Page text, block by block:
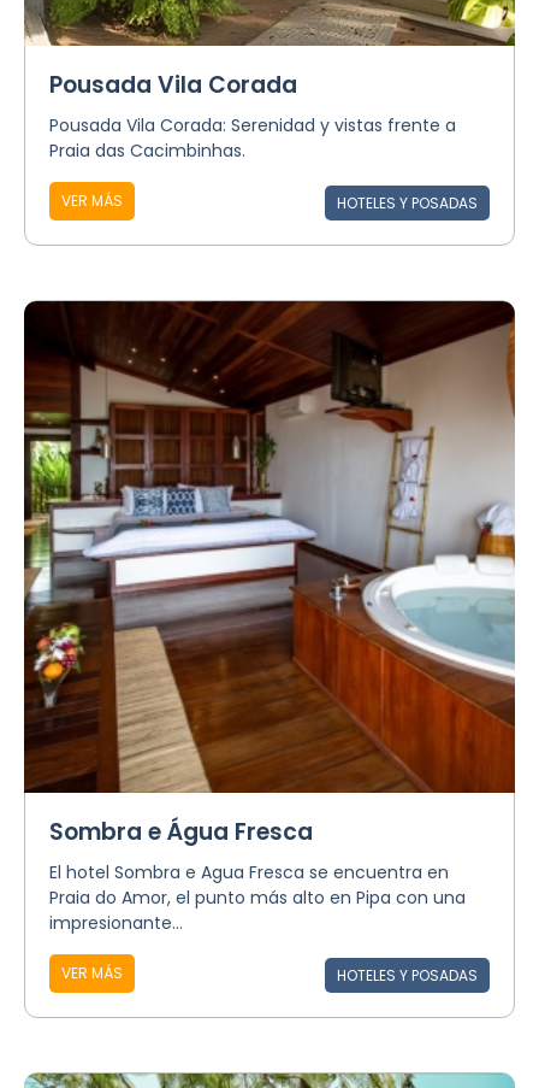
Pousada Vila Corada
Pousada Vila Corada: Serenidad y vistas frente a
Praia das Cacimbinhas.
VER MÁS HOTELES Y POSADAS
Sombra e Água Fresca
El hotel Sombra e Agua Fresca se encuentra en
Praia do Amor, el punto más alto en Pipa con una
impresionante...
VER MÁS HOTELES Y POSADAS